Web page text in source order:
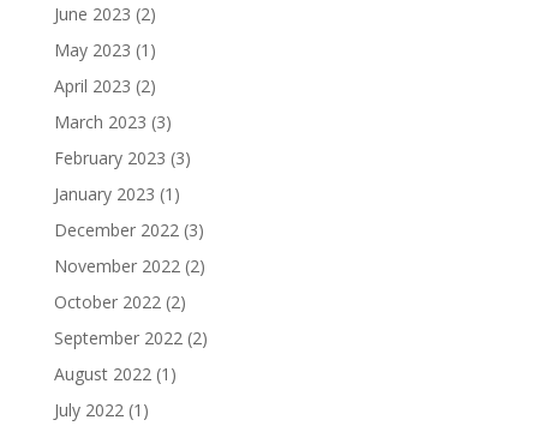
June 2023 (2)
May 2023 (1)
April 2023 (2)
March 2023 (3)
February 2023 (3)
January 2023 (1)
December 2022 (3)
November 2022 (2)
October 2022 (2)
September 2022 (2)
August 2022 (1)
July 2022 (1)